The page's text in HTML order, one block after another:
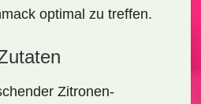
optimal zu treffen.
Zitronen-